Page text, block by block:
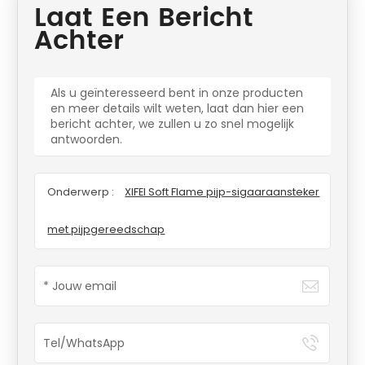
Laat Een Bericht
Achter
Als u geïnteresseerd bent in onze producten
en meer details wilt weten, laat dan hier een
bericht achter, we zullen u zo snel mogelijk
antwoorden.
Onderwerp : XIFEI Soft Flame pijp-sigaaraansteker
met pijpgereedschap